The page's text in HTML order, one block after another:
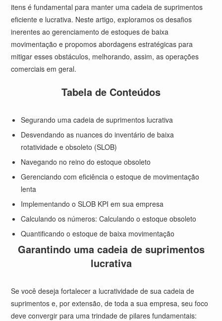
itens é fundamental para manter uma cadeia de suprimentos
eficiente e lucrativa. Neste artigo, exploramos os desafios
inerentes ao gerenciamento de estoques de baixa
movimentação e propomos abordagens estratégicas para
mitigar esses obstáculos, melhorando, assim, as operações
comerciais em geral.
Tabela de Conteúdos
Segurando uma cadeia de suprimentos lucrativa
Desvendando as nuances do inventário de baixa
rotatividade e obsoleto (SLOB)
Navegando no reino do estoque obsoleto
Gerenciando com eficiência o estoque de movimentação
lenta
Implementando o SLOB KPI em sua empresa
Calculando os números: Calculando o estoque obsoleto
Quantificando o estoque de baixa movimentação
Garantindo uma cadeia de suprimentos
lucrativa
Se você deseja fortalecer a lucratividade de sua cadeia de
suprimentos e, por extensão, de toda a sua empresa, seu foco
deve convergir para uma trindade de pilares fundamentais: